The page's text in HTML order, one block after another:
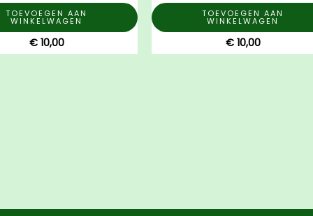
TOEVOEGEN AAN
WINKELWAGEN
€10,00
TOEVOEGEN AAN
WINKELWAGEN
€10,00